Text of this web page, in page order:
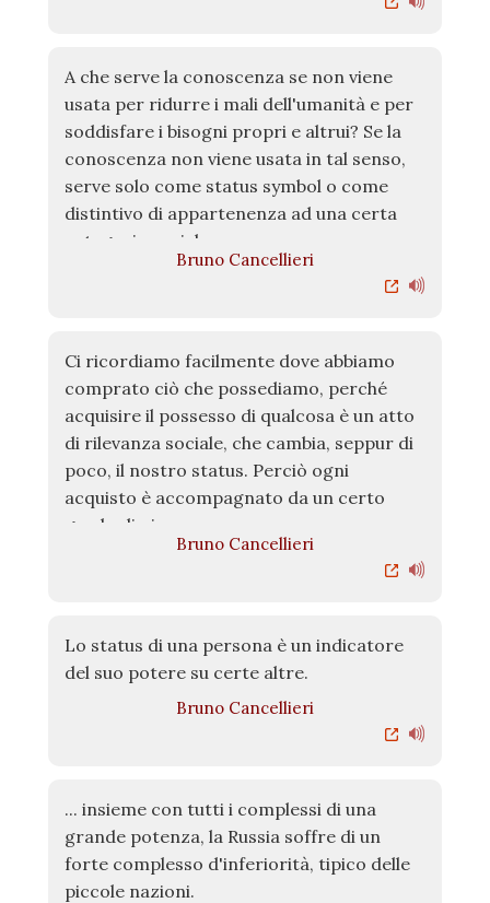
A che serve la conoscenza se non viene
usata per ridurre i mali dell'umanità e per
soddisfare i bisogni propri e altrui? Se la
conoscenza non viene usata in tal senso,
serve solo come status symbol o come
distintivo di appartenenza ad una certa
categoria sociale.
Bruno Cancellieri
Ci ricordiamo facilmente dove abbiamo
comprato ciò che possediamo, perché
acquisire il possesso di qualcosa è un atto
di rilevanza sociale, che cambia, seppur di
poco, il nostro status. Perciò ogni
acquisto è accompagnato da un certo
grado di piacere.
Bruno Cancellieri
Lo status di una persona è un indicatore
del suo potere su certe altre.
Bruno Cancellieri
... insieme con tutti i complessi di una
grande potenza, la Russia soffre di un
forte complesso d'inferiorità, tipico delle
piccole nazioni.